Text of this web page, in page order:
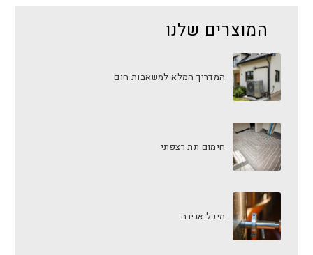
המוצרים שלנו
המדריך המלא למשאבות חום
חימום תת רצפתי
מיכל אגירה